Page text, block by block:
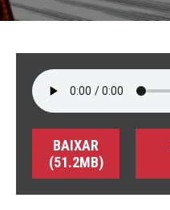
BAIXAR
(51.2MB)